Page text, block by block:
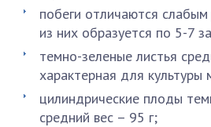
побеги отличаются
из них образуется по 5-7
темно-зеленые листья
характерная для
цилиндрические плоды
средний вес – 95 г;